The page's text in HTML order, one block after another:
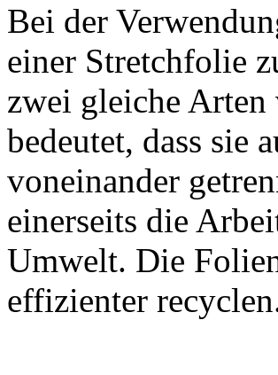
Bei der
einer Stretchfolie
zwei gleiche Arten
bedeutet, dass sie
voneinander
einerseits die
Umwelt. Die
effizienter